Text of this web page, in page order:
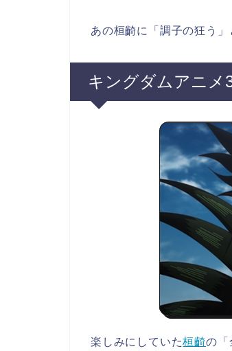
あの桓齮に「調子の狂う
キングダムアニメ
楽しみにしていた桓齮の「